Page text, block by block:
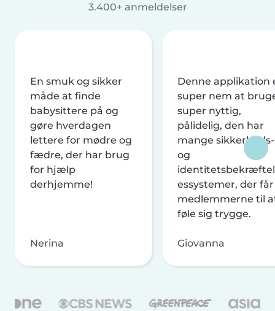
3.400+ anmeldelser
En smuk og sikker
måde at finde
babysittere på og
gøre hverdagen
lettere for mødre og
fædre, der har brug
for hjælp
derhjemme!
Nerina
Denne applikation
super nem at
super nyttig,
pålidelig, den har
mange sikkerheds-
og
essystemer, der får
medlemmerne til
føle sig trygge.
Giovanna